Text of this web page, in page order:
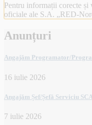
Pentru informații corecte
oficiale ale S.A. „RED-
Anunțuri
Angajăm Programator/
16 iulie 2026
Angajăm Șef/Șefă Serviciu
7 iulie 2026